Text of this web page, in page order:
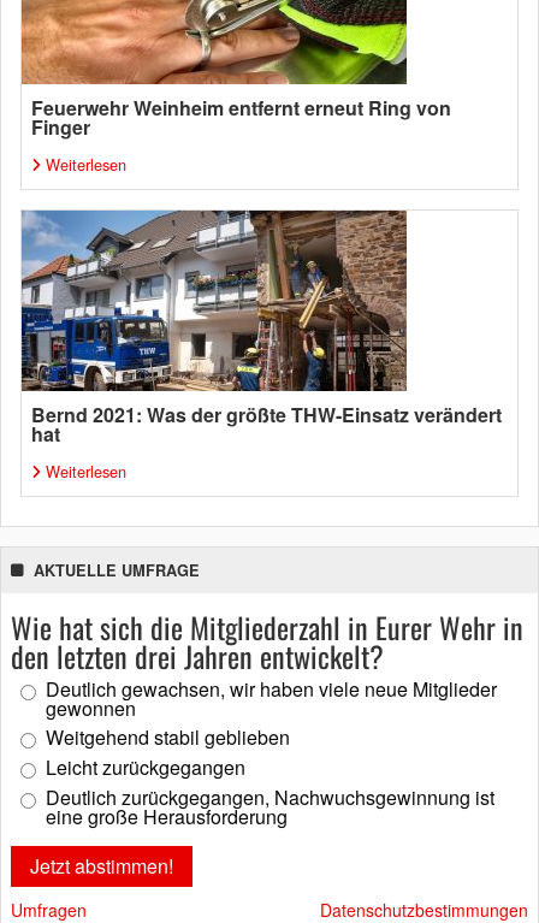
Feuerwehr Weinheim entfernt erneut Ring von
Finger
Weiterlesen
Bernd 2021: Was der größte THW-Einsatz verändert
hat
Weiterlesen
AKTUELLE UMFRAGE
Wie hat sich die Mitgliederzahl in Eurer Wehr in
den letzten drei Jahren entwickelt?
Deutlich gewachsen, wir haben viele neue Mitglieder
gewonnen
Weitgehend stabil geblieben
Leicht zurückgegangen
Deutlich zurückgegangen, Nachwuchsgewinnung ist
eine große Herausforderung
Umfragen Datenschutzbestimmungen